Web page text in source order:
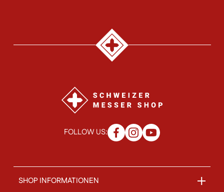
FOLLOW US:
SHOP INFORMATIONEN